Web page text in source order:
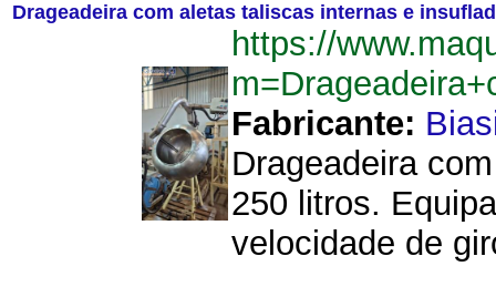
Drageadeira com aletas taliscas internas e
https://
Fabricante:
Drageadeira
250 litros.
velocidade de